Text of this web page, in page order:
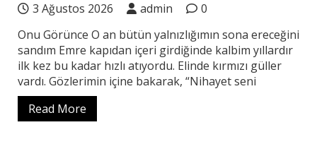
3 Ağustos 2026 admin
0
Onu Görünce O an bütün yalnızlığımın sona ereceğini
sandım Emre kapıdan içeri girdiğinde kalbim yıllardır
ilk kez bu kadar hızlı atıyordu. Elinde kırmızı güller
vardı. Gözlerimin içine bakarak, “Nihayet seni
Read More